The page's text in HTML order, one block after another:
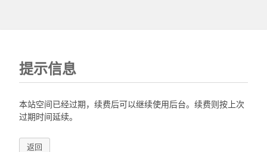
提示信息
本站空间已经过期，续费后可以继续使用后台。续费则按上次
过期时间延续。
返回